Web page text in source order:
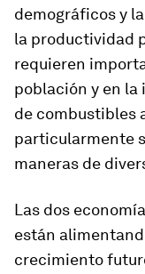
demográficos y
la productividad
requieren
población y en la
de combustibles
particularmente
maneras de
Las dos
están
crecimiento